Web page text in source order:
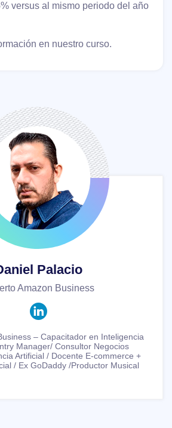
versus al mismo periodo del año
en nuestro curso.
Palacio
Amazon Business
– Capacitador en Inteligencia
Manager/ Consultor Negocios
Artificial / Docente E-commerce +
/ Ex GoDaddy /Productor Musical